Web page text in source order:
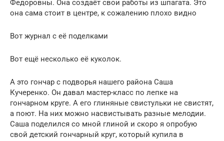
Федоровны. Она создаёт свои работы из шпагата. Это
она сама стоит в центре, к сожалению плохо видно
Вот журнал с её поделками
Вот ещё несколько её куколок.
А это гончар с подворья нашего района Саша
Кучеренко. Он давал мастер-класс по лепке на
гончарном круге. А его глиняные свистульки не свистят,
а поют. На них можно насвистывать разные мелодии.
Саша поделился со мной глиной и скоро я опробую
свой детский гончарный круг, который купила в